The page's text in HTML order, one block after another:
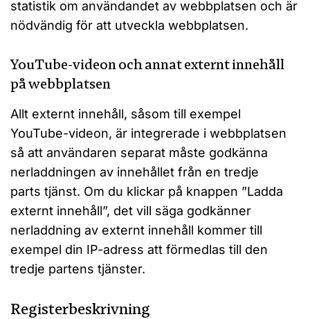
statistik om användandet av webbplatsen och är
nödvändig för att utveckla webbplatsen.
YouTube-videon och annat externt innehåll
på webbplatsen
Allt externt innehåll, såsom till exempel
YouTube-videon, är integrerade i webbplatsen
så att användaren separat måste godkänna
nerladdningen av innehållet från en tredje
parts tjänst. Om du klickar på knappen ”Ladda
externt innehåll”, det vill säga godkänner
nerladdning av externt innehåll kommer till
exempel din IP-adress att förmedlas till den
tredje partens tjänster.
Registerbeskrivning